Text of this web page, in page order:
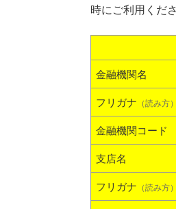
時にご利用くださ
金融機関名
フリガナ （読み方）
金融機関コード
支店名
フリガナ （読み方）